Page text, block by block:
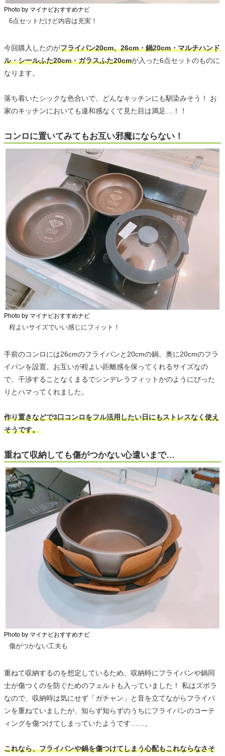
Photo by マイナビおすすめナビ
6点セットだけど内容は充実！
今回購入したのがフライパン20cm、26cm・鍋20cm・マルチハンド
ル・シールふた20cm・ガラスふた20cmが入った6点セットのものに
なります。
落ち着いたシックな色合いで、どんなキッチンにも馴染みそう！ お
家のキッチンにおいても違和感なくて見た目は満足…！！
コンロに置いてみてもお互い邪魔にならない！
Photo by マイナビおすすめナビ
程よいサイズでいい感じにフィット！
手前のコンロには26cmのフライパンと20cmの鍋、奥に20cmのフラ
イパンを設置。お互いが程よい距離感を保ってくれるサイズなの
で、干渉することなくまるでシンデレラフィットかのようにぴった
りとハマってくれました。
作り置きなどで3口コンロをフル活用したい日にもストレスなく使え
そうです。
重ねて収納しても傷がつかない心遣いまで…
Photo by マイナビおすすめナビ
傷がつかない工夫も
重ねて収納するのを想定しているため、収納時にフライパンや鍋同
士が傷つくのを防ぐためのフェルトも入っていました！ 私はズボラ
なので、収納時は気にせず「ガチャン」と音を立てながらフライパ
ンを重ねていましたが、知らず知らずのうちにフライパンのコーテ
ィングを傷つけてしまっていたようです……。
これなら、フライパンや鍋を傷つけてしまう心配もこれならなさそ